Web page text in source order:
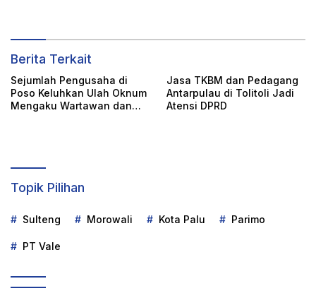
Berita Terkait
Sejumlah Pengusaha di
Poso Keluhkan Ulah Oknum
Mengaku Wartawan dan
Jasa TKBM dan Pedagang
Antarpulau di Tolitoli Jadi
Atensi DPRD
Topik Pilihan
Sulteng Morowali Kota Palu Parimo
PT Vale